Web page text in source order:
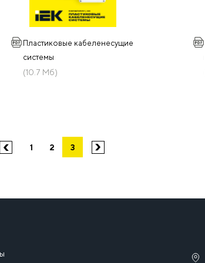
Пластиковые кабеленесущие
системы
(10.7 Мб)
1 2 3